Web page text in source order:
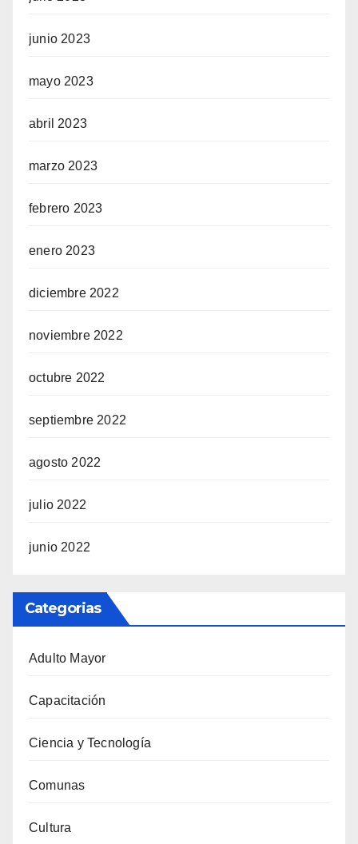
junio 2023
mayo 2023
abril 2023
marzo 2023
febrero 2023
enero 2023
diciembre 2022
noviembre 2022
octubre 2022
septiembre 2022
agosto 2022
julio 2022
junio 2022
Categorias
Adulto Mayor
Capacitación
Ciencia y Tecnología
Comunas
Cultura